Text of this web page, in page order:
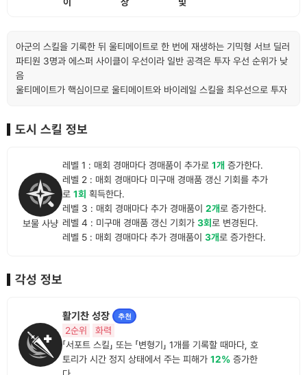
아군의 스킬을 기록한 뒤 울티메이트로 한 번에 재생하는 기믹형 서브 딜러
파티원 3명과 에스퍼 사이클이 우선이라 일반 공격은 투자 우선 순위가 낮
음
울티메이트가 핵심이므로 울티메이트와 바이레일 스킬을 최우선으로 투자
도시 스킬 정보
보물 사냥
레벨 1 : 매회 경매마다 경매품이 추가로 1개 증가한다.
레벨 2 : 매회 경매마다 미구매 경매품 갱신 기회를 추가
로 1회 획득한다.
레벨 3 : 매회 경매마다 추가 경매품이 2개로 증가한다.
레벨 4 : 미구매 경매품 갱신 기회가 3회로 변경된다.
레벨 5 : 매회 경매마다 추가 경매품이 3개로 증가한다.
각성 정보
활기찬 성장 추천
2순위
화력
「서포트 스킬」 또는 「변형기」 1개를 기록할 때마다, 호
토리가 시간 정지 상태에서 주는 피해가 12% 증가한